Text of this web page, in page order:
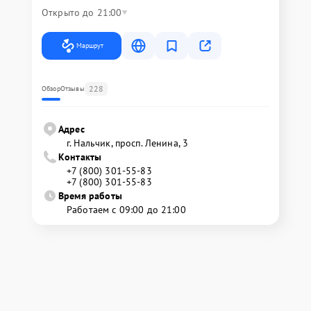
Открыто до 21:00
Маршрут
ОбзорОтзывы 228
Адрес
г. Нальчик, просп. Ленина, 3
Контакты
+7 (800) 301-55-83
+7 (800) 301-55-83
Время работы
Работаем с 09:00 до 21:00